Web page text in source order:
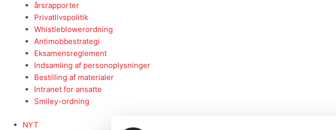
årsrapporter
Privatlivspolitik
Whistleblowerordning
Antimobbestrategi
Eksamensreglement
Indsamling af personoplysninger
Bestilling af materialer
Intranet for ansatte
Smiley-ordning
NYT